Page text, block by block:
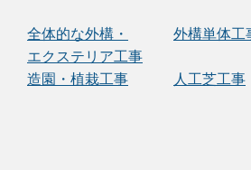
全体的な外構・
エクステリア工事
外構単体工
造園・植栽工事
人工芝工事